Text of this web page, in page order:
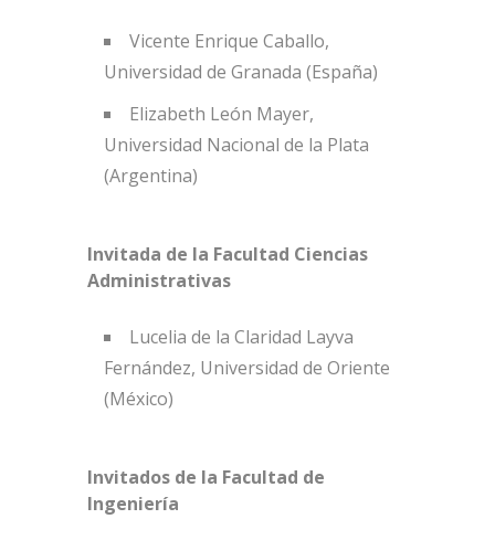
Vicente Enrique Caballo,
Universidad de Granada (España)
Elizabeth León Mayer,
Universidad Nacional de la Plata
(Argentina)
Invitada de la Facultad Ciencias
Administrativas
Lucelia de la Claridad Layva
Fernández, Universidad de Oriente
(México)
Invitados de la Facultad de
Ingeniería